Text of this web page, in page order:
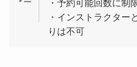
・予約可能回数に制
・インストラクター
りは不可